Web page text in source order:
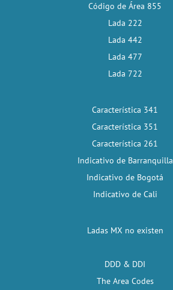
Código de Área 855
Lada 222
Lada 442
Lada 477
Lada 722
Característica 341
Característica 351
Característica 261
Indicativo de Barranquilla
Indicativo de Bogotá
Indicativo de Cali
Ladas MX no existen
DDD & DDI
The Area Codes